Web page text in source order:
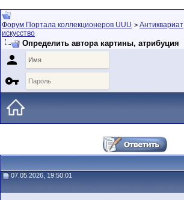
Форум Портала коллекционеров UUU > Антиквариат
искусство
Определить автора картины, атрибуция


07.05.2026, 19:50:01